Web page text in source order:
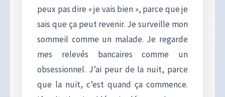
peux pas dire « je vais bien », parce que je
sais que ça peut revenir. Je surveille mon
sommeil comme un malade. Je regarde
mes relevés bancaires comme un
obsessionnel. J’ai peur de la nuit, parce
que la nuit, c’est quand ça commence.